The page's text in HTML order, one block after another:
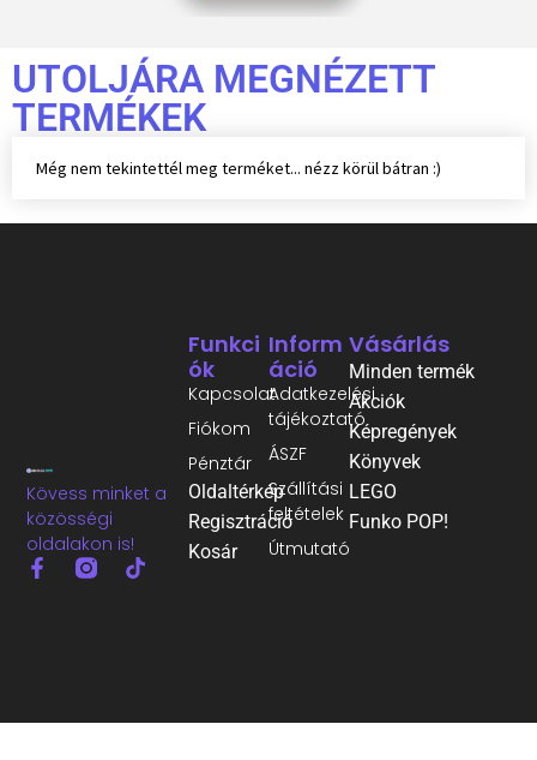
UTOLJÁRA MEGNÉZETT
TERMÉKEK
Még nem tekintettél meg terméket... nézz körül bátran :)
Kövess minket a
közösségi
oldalakon is!
Inform
Áció
Adatkezelési
tájékoztató
ÁSZF
Szállítási
feltételek
Útmutató
Funkci
Ók
Kapcsolat
Fiókom
Pénztár
Oldaltérkép
Regisztráció
Kosár
Vásárlás
Minden termék
Akciók
Képregények
Könyvek
LEGO
Funko POP!